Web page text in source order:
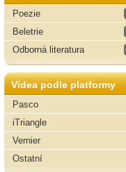
Poezie
Beletrie
Odborná literatura
Videa podle platformy
Pasco
iTriangle
Vernier
Ostatní